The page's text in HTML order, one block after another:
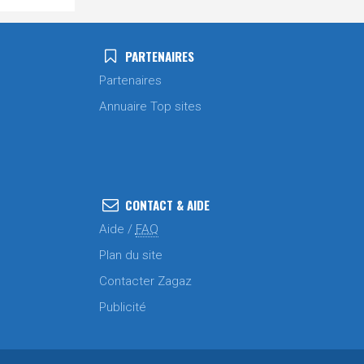
PARTENAIRES
Partenaires
Annuaire Top sites
CONTACT & AIDE
Aide / FAQ
Plan du site
Contacter Zagaz
Publicité